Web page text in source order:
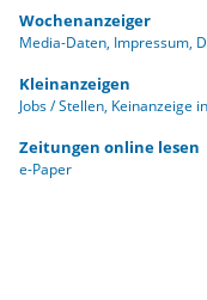
Wochenanzeiger
Media-Daten Impressum
Kleinanzeigen
Jobs / Stellen Keinanzeige
Zeitungen online lesen
e-Paper